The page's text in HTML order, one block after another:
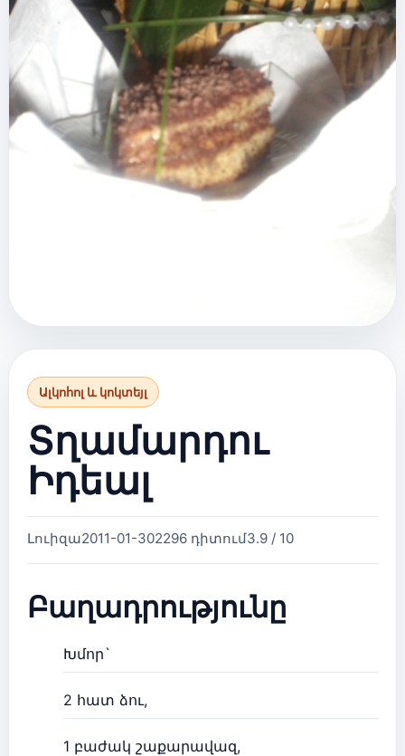
Ալկոհոլ և կոկտեյլ
Տղամարդու
Իդեալ
Լուիզա2011-01-302296 դիտում3.9 / 10
Բաղադրությունը
Խմոր`
2 հատ ձու,
1 բաժակ շաքարավազ,